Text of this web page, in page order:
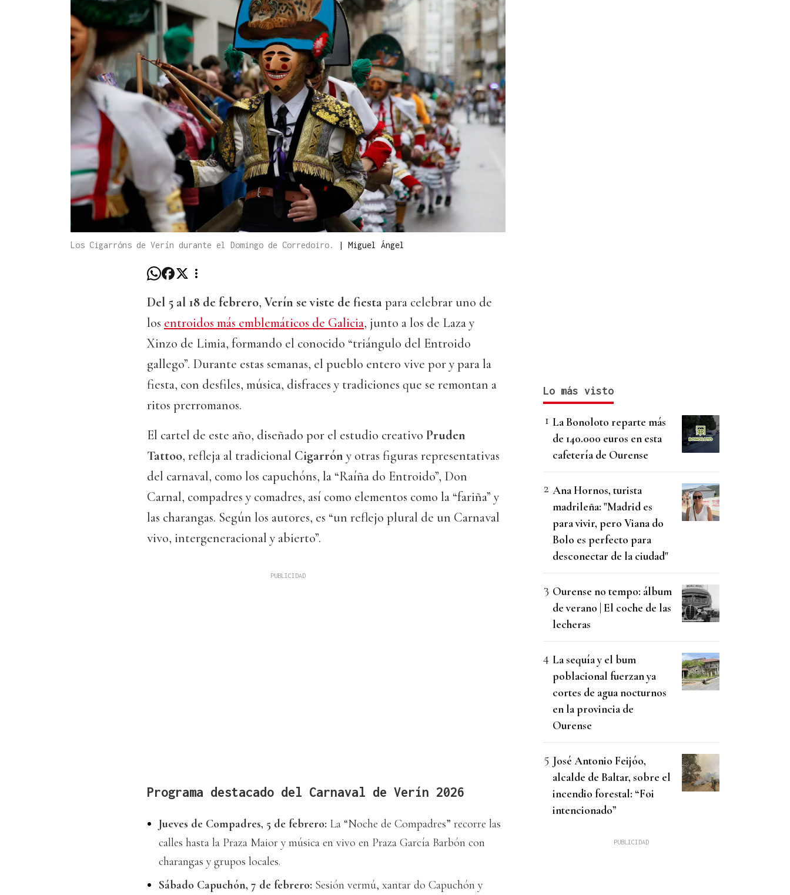
Los Cigarróns de Verín durante el Domingo de Corredoiro. | Miguel Ángel
Del 5 al 18 de febrero, Verín se viste de fiestapara celebrar uno de
los entroidos más emblemáticos de Galicia, junto a los de Laza y
Xinzo de Limia, formando el conocido “triángulo del Entroido
gallego”. Durante estas semanas, el pueblo entero vive por y para la
fiesta, con desfiles, música, disfraces y tradiciones que se remontan a
ritos prerromanos.
El cartel de este año, diseñado por el estudio creativo Pruden
Tattoo, refleja al tradicional Cigarrón y otras figuras representativas
del carnaval, como los capuchóns, la “Raíña do Entroido”, Don
Carnal, compadres y comadres, así como elementos como la “fariña” y
las charangas. Según los autores, es “un reflejo plural de un Carnaval
vivo, intergeneracional y abierto”.
Programa destacado del Carnaval de Verín 2026
Jueves de Compadres, 5 de febrero: La “Noche de Compadres” recorre las
calles hasta la Praza Maior y música en vivo en Praza García Barbón con
charangas y grupos locales.
Sábado Capuchón, 7 de febrero: Sesión vermú, xantar do Capuchón y
Lo más visto
La Bonoloto reparte más
de 140.000 euros en esta
cafetería de Ourense
Ana Hornos, turista
madrileña: "Madrid es
para vivir, pero Viana do
Bolo es perfecto para
desconectar de la ciudad"
Ourense no tempo: álbum
de verano | El coche de las
lecheras
La sequía y el bum
poblacional fuerzan ya
cortes de agua nocturnos
en la provincia de
Ourense
José Antonio Feijóo,
alcalde de Baltar, sobre el
incendio forestal: “Foi
intencionado”